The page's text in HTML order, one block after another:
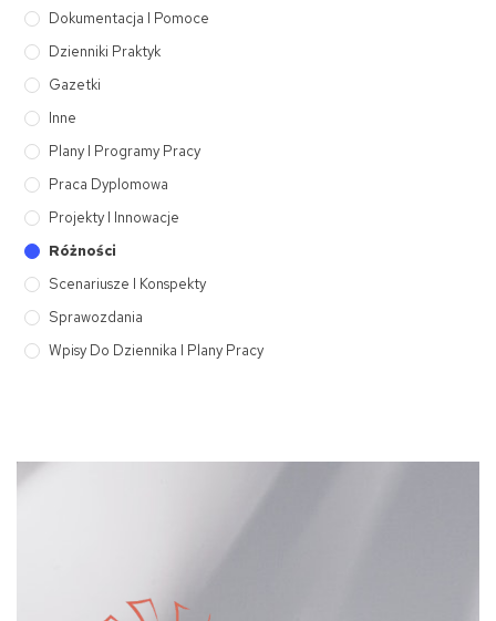
Dokumentacja I Pomoce
Dzienniki Praktyk
Gazetki
Inne
Plany I Programy Pracy
Praca Dyplomowa
Projekty I Innowacje
Różności
Scenariusze I Konspekty
Sprawozdania
Wpisy Do Dziennika I Plany Pracy